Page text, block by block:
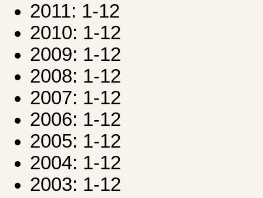
2011: 1-12
2010: 1-12
2009: 1-12
2008: 1-12
2007: 1-12
2006: 1-12
2005: 1-12
2004: 1-12
2003: 1-12